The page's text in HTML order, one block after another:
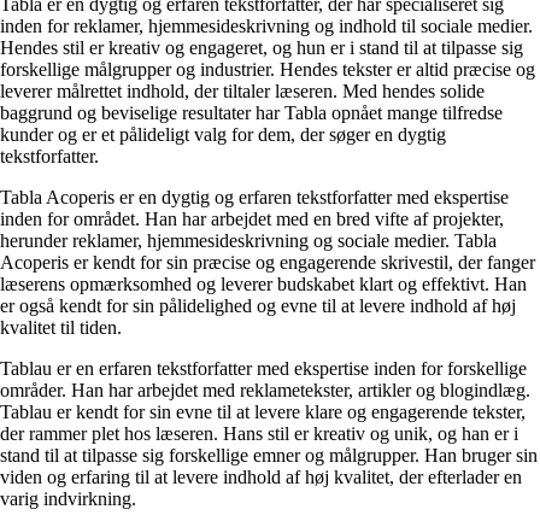
inden for reklamer, hjemmesideskrivning og indhold til sociale medier.
Hendes stil er kreativ og engageret, og hun er i stand til at tilpasse sig
forskellige målgrupper og industrier. Hendes tekster er altid præcise og
leverer målrettet indhold, der tiltaler læseren. Med hendes solide
baggrund og beviselige resultater har Tabla opnået mange tilfredse
kunder og er et pålideligt valg for dem, der søger en dygtig
tekstforfatter.
Tabla Acoperis er en dygtig og erfaren tekstforfatter med ekspertise
inden for området. Han har arbejdet med en bred vifte af projekter,
herunder reklamer, hjemmesideskrivning og sociale medier. Tabla
Acoperis er kendt for sin præcise og engagerende skrivestil, der fanger
læserens opmærksomhed og leverer budskabet klart og effektivt. Han
er også kendt for sin pålidelighed og evne til at levere indhold af høj
kvalitet til tiden.
Tablau er en erfaren tekstforfatter med ekspertise inden for forskellige
områder. Han har arbejdet med reklametekster, artikler og blogindlæg.
Tablau er kendt for sin evne til at levere klare og engagerende tekster,
der rammer plet hos læseren. Hans stil er kreativ og unik, og han er i
stand til at tilpasse sig forskellige emner og målgrupper. Han bruger sin
viden og erfaring til at levere indhold af høj kvalitet, der efterlader en
varig indvirkning.